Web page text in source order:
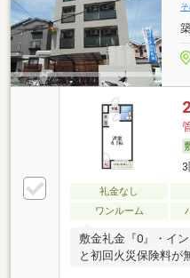
礼金なし
ワンルーム
敷金礼金『0』・イ
と初回火災保険料が